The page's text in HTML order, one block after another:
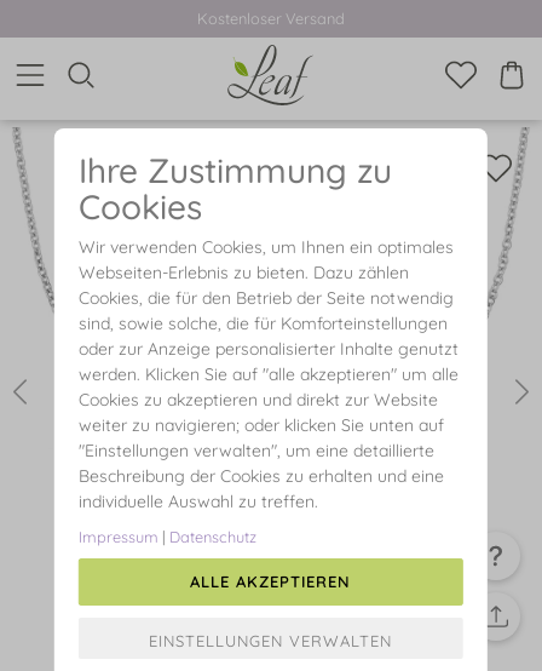
Kostenloser Versand
Ihre Zustimmung zu
Cookies
Wir verwenden Cookies, um Ihnen ein optimales
Webseiten-Erlebnis zu bieten. Dazu zählen
Cookies, die für den Betrieb der Seite notwendig
sind, sowie solche, die für Komforteinstellungen
oder zur Anzeige personalisierter Inhalte genutzt
werden. Klicken Sie auf "alle akzeptieren" um alle
Cookies zu akzeptieren und direkt zur Website
weiter zu navigieren; oder klicken Sie unten auf
"Einstellungen verwalten", um eine detaillierte
Beschreibung der Cookies zu erhalten und eine
individuelle Auswahl zu treffen.
Impressum | Datenschutz
ALLE AKZEPTIEREN